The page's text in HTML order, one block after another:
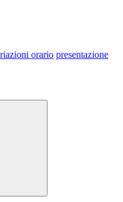
orario presentazione